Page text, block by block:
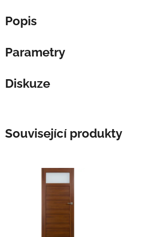
Popis
Parametry
Diskuze
Související produkty